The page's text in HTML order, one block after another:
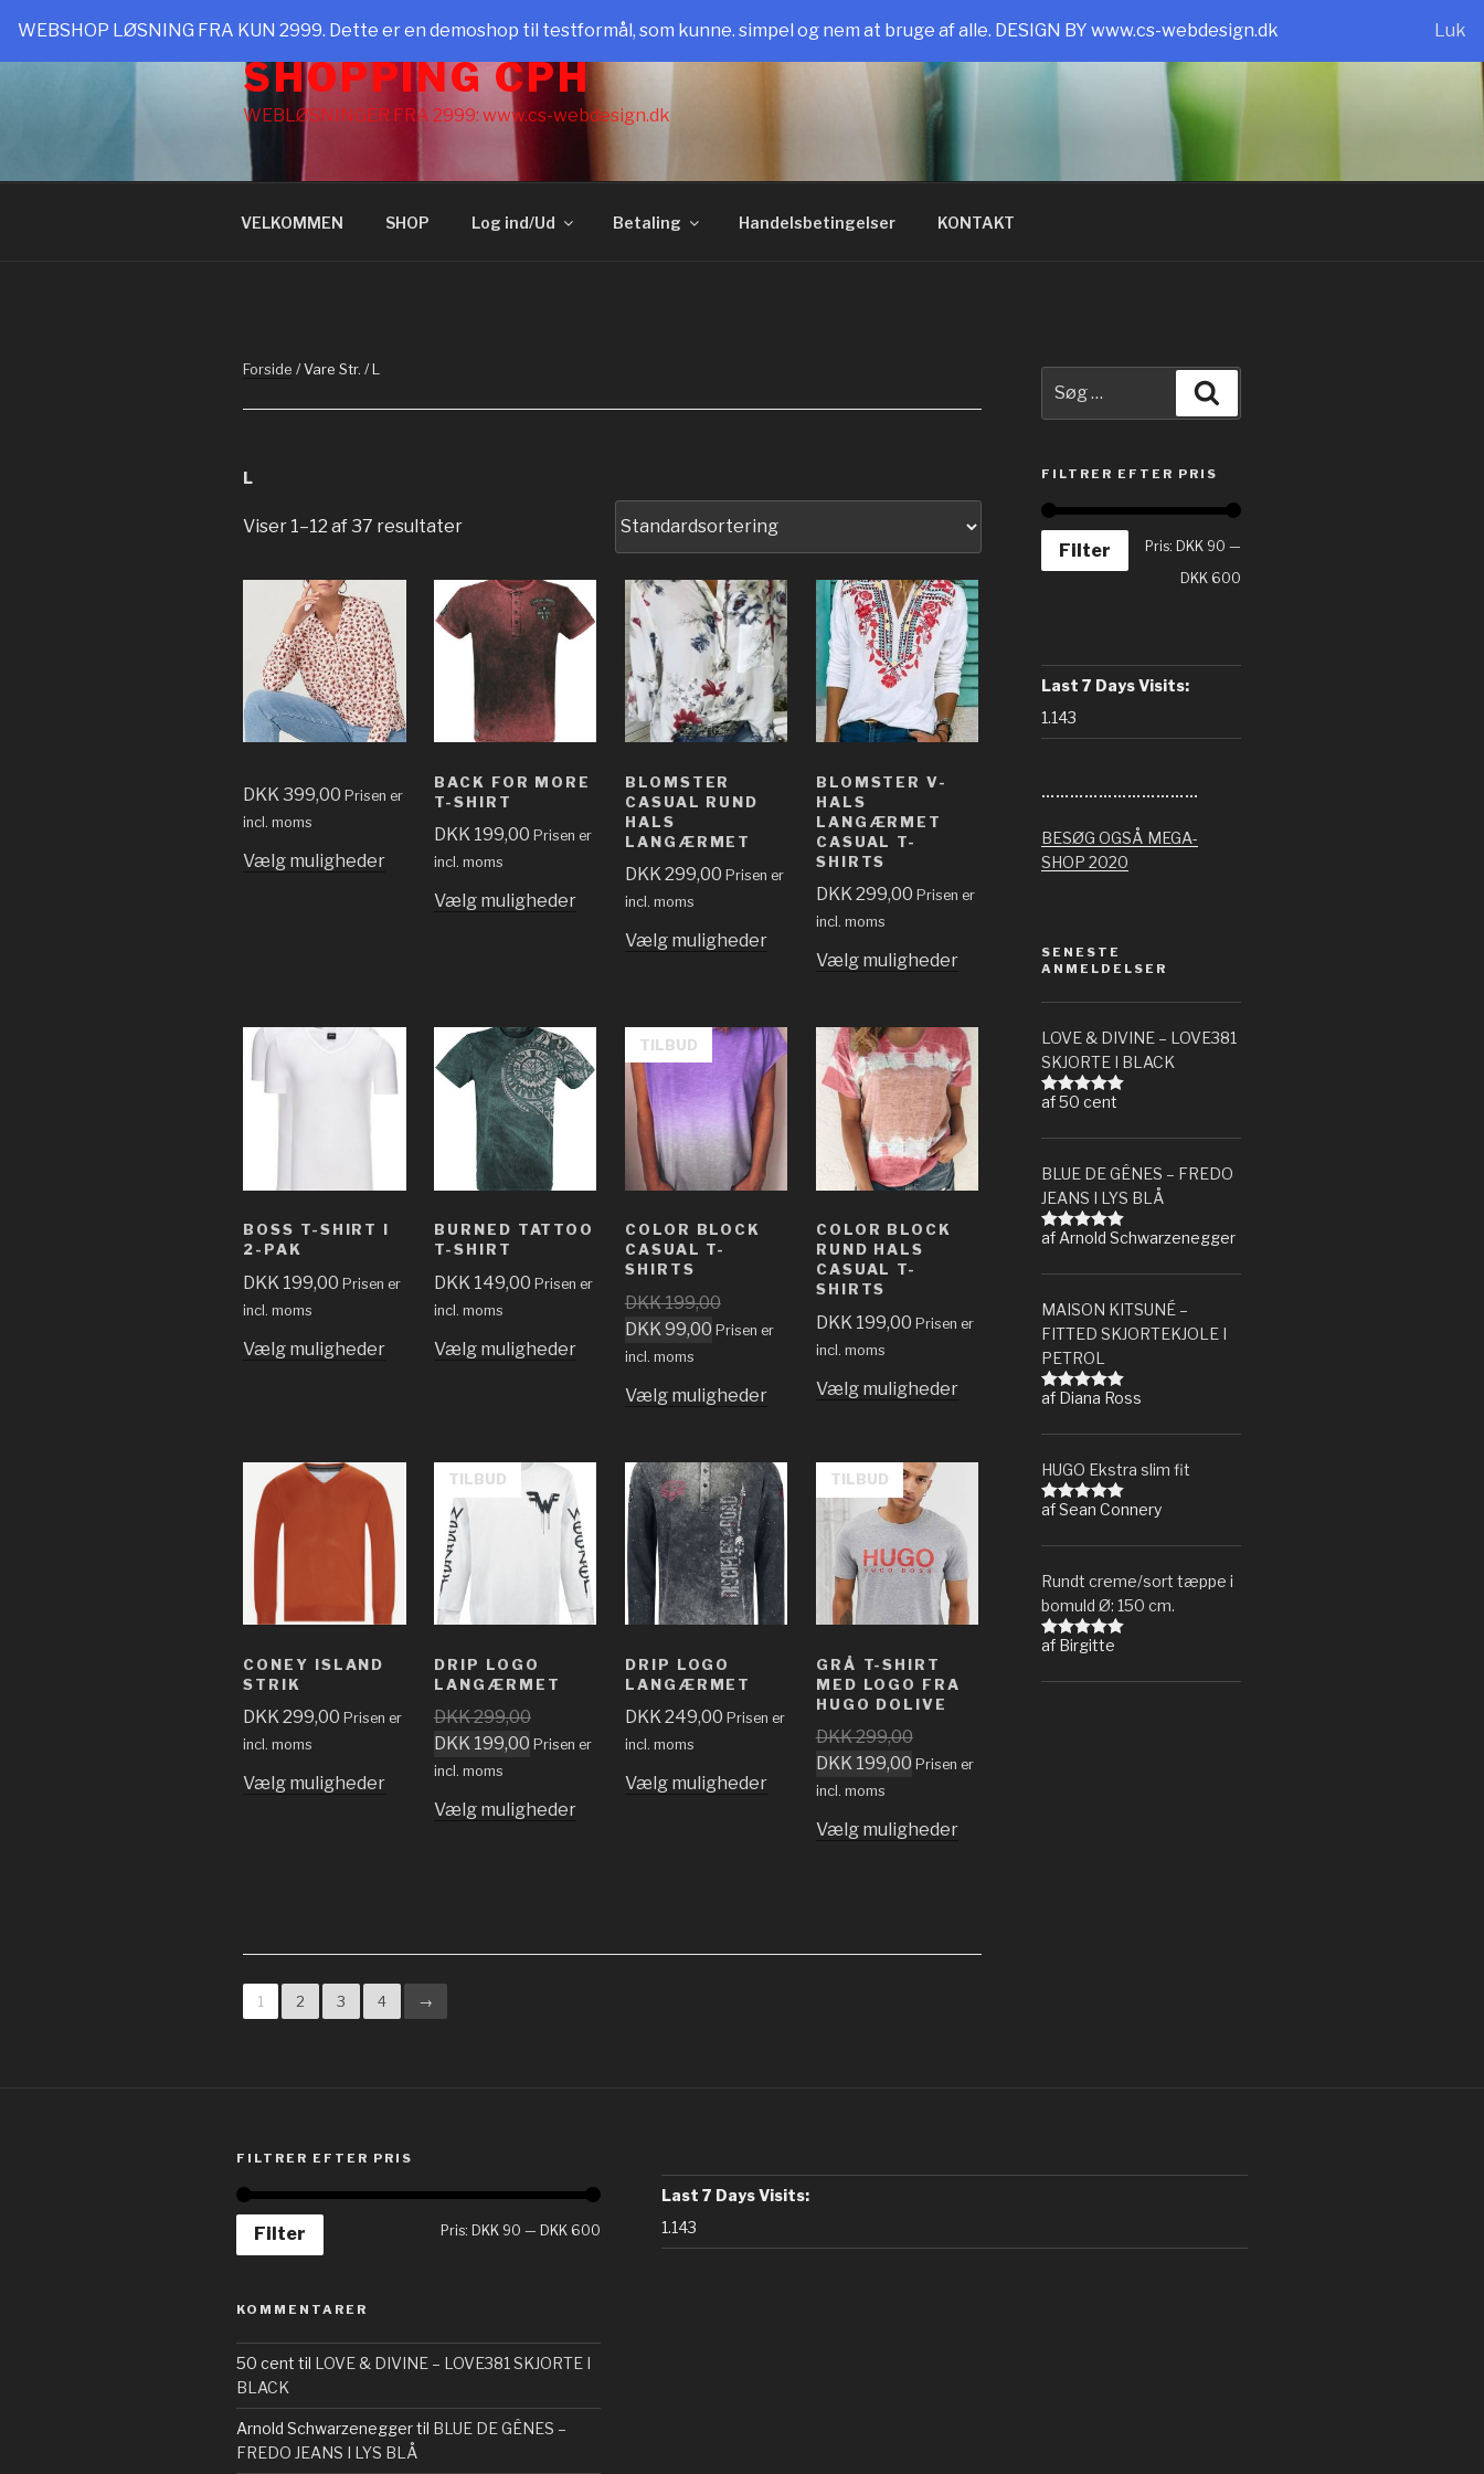
indhold
SHOPPING CPH
WEBLØSNINGER FRA 2999: www.cs-webdesign.dk
VELKOMMEN SHOP Log ind/Ud Betaling Handelsbetingelser KONTAKT
Forside / Vare Str. / L
L
Viser 1–12 af 37 resultater
DKK399,00 Prisen er
incl. moms
Vælg muligheder
BACK FOR MORE
T-SHIRT
DKK199,00 Prisen er
incl. moms
Vælg muligheder
BLOMSTER
CASUAL RUND
HALS
LANGÆRMET
DKK299,00 Prisen er
incl. moms
Vælg muligheder
BLOMSTER V-
HALS
LANGÆRMET
CASUAL T-
SHIRTS
DKK299,00 Prisen er
incl. moms
Vælg muligheder
BOSS T-SHIRT I
2-PAK
DKK 199,00 Prisen er
incl. moms
Vælg muligheder
BURNED TATTOO
T-SHIRT
DKK149,00 Prisen er
incl. moms
Vælg muligheder
TILBUD
COLOR BLOCK
CASUAL T-
SHIRTS
DKK199,00
DKK99,00 Prisen er
incl. moms
Vælg muligheder
COLOR BLOCK
RUND HALS
CASUAL T-
SHIRTS
DKK199,00 Prisen er
incl. moms
Vælg muligheder
CONEY ISLAND
STRIK
DKK299,00 Prisen er
incl. moms
Vælg muligheder
TILBUD
DRIP LOGO
LANGÆRMET
DKK299,00
DKK199,00 Prisen er
incl. moms
Vælg muligheder
DRIP LOGO
LANGÆRMET
DKK249,00 Prisen er
incl. moms
Vælg muligheder
TILBUD
GRÅ T-SHIRT
MED LOGO FRA
HUGO DOLIVE
DKK299,00
DKK199,00 Prisen er
incl. moms
Vælg muligheder
1 2 3 4 →
efter:
FILTRER EFTER PRIS
Filter Pris: DKK 90 —
DKK 600
Last 7 Days Visits:
1.143
……………………………
BESØG OGSÅ MEGA-
SHOP 2020
SENESTE
ANMELDELSER
LOVE & DIVINE – LOVE381
SKJORTE I BLACK
Vurderet5
af 50 cent
BLUE DE GÊNES – FREDO
JEANS I LYS BLÅ
Vurderet5
af Arnold Schwarzenegger
MAISON KITSUNÉ –
FITTED SKJORTEKJOLE I
PETROL
Vurderet 5
af Diana Ross
HUGO Ekstra slim fit
Vurderet5
af Sean Connery
Rundt creme/sort tæppe i
bomuld Ø: 150 cm.
Vurderet5
af Birgitte
FILTRER EFTER PRIS
Filter Pris: DKK 90 — DKK 600
KOMMENTARER
50 cent til LOVE & DIVINE – LOVE381 SKJORTE I
BLACK
Arnold Schwarzeneggertil BLUE DE GÊNES –
FREDO JEANS I LYS BLÅ
Last 7 Days Visits:
1.143
WEBSHOP LØSNING FRA KUN 2999. Dette er en demoshop til testformål, som kunne. simpel og nem at bruge af alle. DESIGN BY www.cs-webdesign.dk Luk